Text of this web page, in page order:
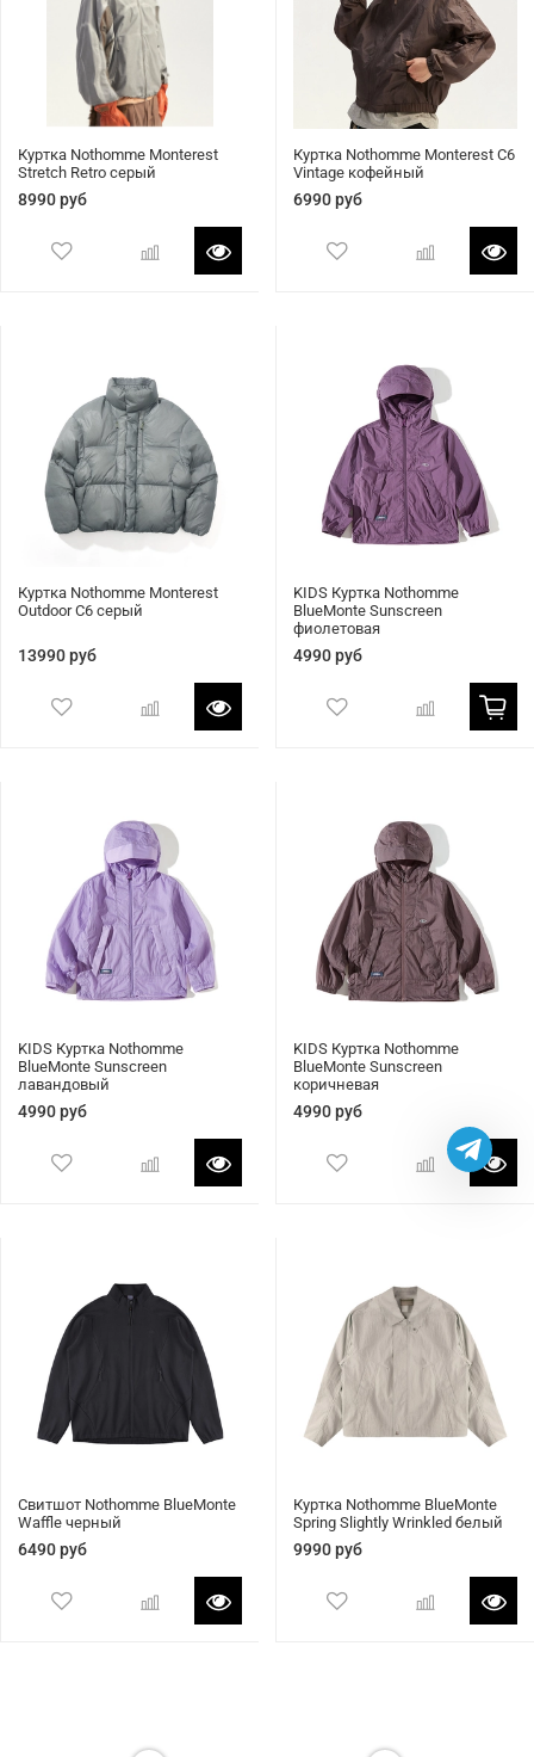
Куртка Nothomme Monterest
Stretch Retro серый
8990 руб
Куртка Nothomme Monterest C6
Vintage кофейный
6990 руб
Куртка Nothomme Monterest
Outdoor C6 серый
13990 руб
KIDS Куртка Nothomme
BlueMonte Sunscreen
фиолетовая
4990 руб
KIDS Куртка Nothomme
BlueMonte Sunscreen
лавандовый
4990 руб
KIDS Куртка Nothomme
BlueMonte Sunscreen
коричневая
4990 руб
Свитшот Nothomme BlueMonte
Waffle черный
6490 руб
Куртка Nothomme BlueMonte
Spring Slightly Wrinkled белый
9990 руб